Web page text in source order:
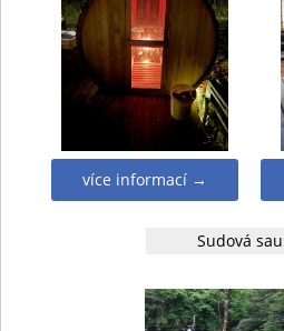
více informací →
Sudová